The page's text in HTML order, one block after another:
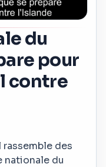
du
pour
contre
des
nationale du